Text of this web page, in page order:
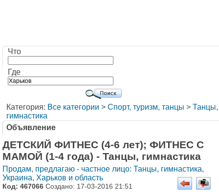
Что
Где
Категория: Все категории > Cпорт, туризм, танцы > Танцы,
гимнастика
Объявление
ДЕТСКИЙ ФИТНЕС (4-6 лет); ФИТНЕС С
МАМОЙ (1-4 года) - Танцы, гимнастика
Продам, предлагаю - частное лицо: Танцы, гимнастика,
Украина, Харьков и область
Код: 467066 Создано: 17-03-2016 21:51